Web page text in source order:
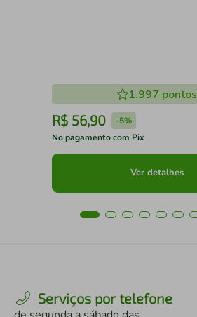
1.997 pontos
R$ 56,90 -5%
No pagamento com Pix
Ver detalhes
Serviços por telefone